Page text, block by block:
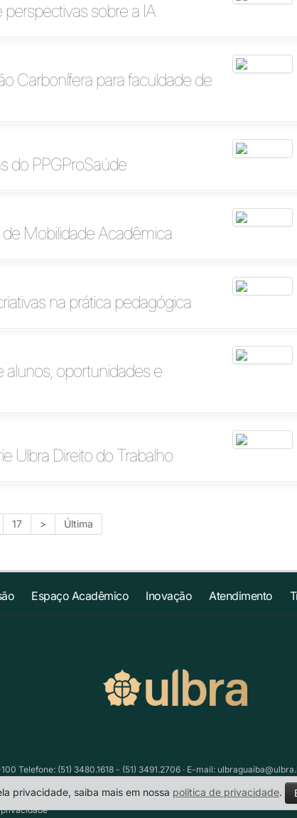
sobre a IA
Carbonífera para faculdade de
do PPGProSaúde
Mobilidade Acadêmica
na prática pedagógica
alunos, oportunidades e
Ulbra Direito do Trabalho
17 > Última
Espaço Acadêmico Inovação Atendimento
Telefone: (51) 3480.1618 - (51) 3491.2706 · E-mail:
privacidade, saiba mais em nossa política de privacidade.